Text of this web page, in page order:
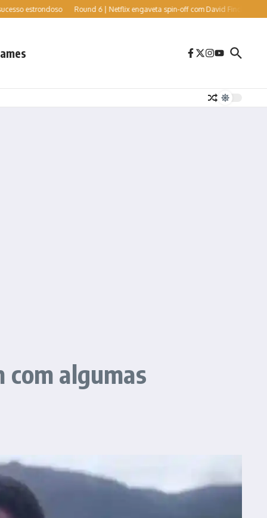
Round 6 | Netflix engaveta spin-off com David Fincher e Cate
com algumas